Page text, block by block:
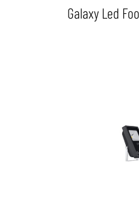
Galaxy Led